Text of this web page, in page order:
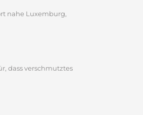
nahe Luxemburg,
dass verschmutztes